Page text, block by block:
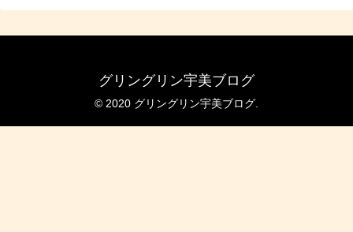
グリングリン宇美ブログ
© 2020 グリングリン宇美ブログ.